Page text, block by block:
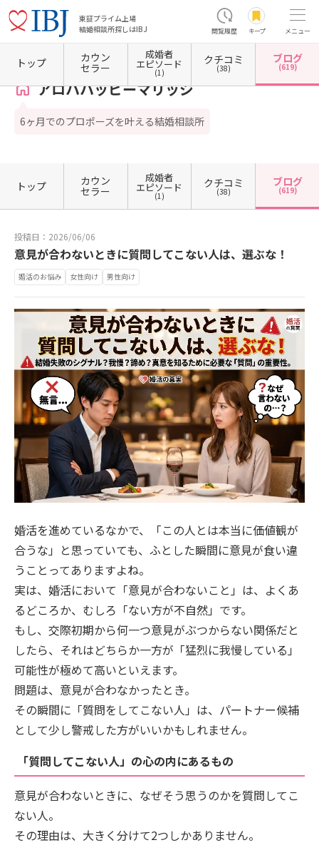
東証プライム上場
結婚相談所探しはIBJ
閲覧履歴 キープ メニュー
ホーム 神奈川県の結婚相談所 神奈川県横浜市 神奈川県横浜市西区 アロハハッピー
アロハハッピーマリッジ
6ヶ月でのプロポーズを叶える結婚相談所
トップ カウン
セラー
成婚者
エピソード
(1)
クチコミ
(38)
ブログ
(619)
トップ カウン
セラー
成婚者
エピソード
(1)
クチコミ
(38)
ブログ
(619)
投稿日：2026/06/06
意見が合わないときに質問してこない人は、選ぶな！
婚活のお悩み 女性向け 男性向け
婚活を進めているなかで、「この人とは本当に価値観が
合うな」と思っていても、ふとした瞬間に意見が食い違
うことってありますよね。
実は、婚活において「意見が合わないこと」は、よくあ
るどころか、むしろ「ない方が不自然」です。
もし、交際初期から何一つ意見がぶつからない関係だと
したら、それはどちらか一方が「猛烈に我慢している」
可能性が極めて高いといえます。
問題は、意見が合わなかったとき。
その瞬間に「質問をしてこない人」は、パートナー候補
として少し警戒した方がいいかもしれません。
「質問してこない人」の心の内にあるもの
意見が合わないときに、なぜそう思うのかを質問してこ
ない人。
その理由は、大きく分けて2つしかありません。